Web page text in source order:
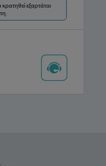
εξαρτάται